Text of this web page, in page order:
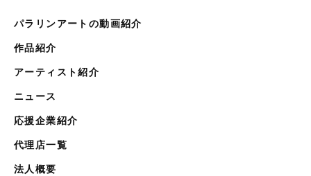
パラリンアートの動画紹介
作品紹介
アーティスト紹介
ニュース
応援企業紹介
代理店一覧
法人概要